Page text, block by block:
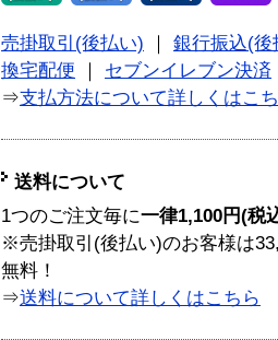
売掛取引(後払い)
銀行振込(後
換宅配便
セブンイレブン決済
⇒支払方法について詳しくはこ
送料について
1つのご注文毎に一律1,100円(税
※売掛取引(後払い)のお客様は
無料！
⇒送料について詳しくはこちら